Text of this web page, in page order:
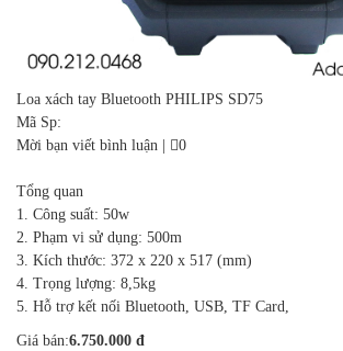
Loa xách tay Bluetooth PHILIPS SD75
Mã Sp:
Mời bạn viết bình luận
0
Tổng quan
1. Công suất: 50w
2. Phạm vi sử dụng: 500m
3. Kích thước: 372 x 220 x 517 (mm)
4. Trọng lượng: 8,5kg
5. Hỗ trợ kết nối Bluetooth, USB, TF Card,
Giá bán:6.750.000 đ